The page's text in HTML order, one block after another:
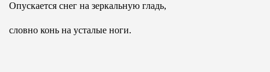
Опускается снег на зеркальную гладь,
словно конь на усталые ноги.